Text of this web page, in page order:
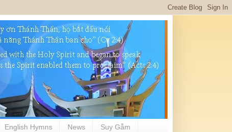
English Hymns News Suy Gẫm